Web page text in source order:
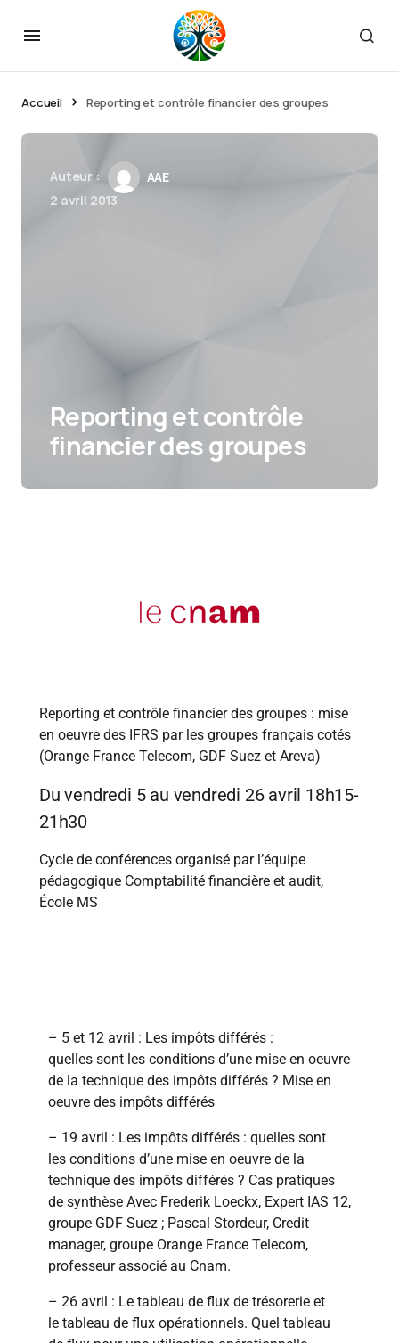
Accueil Reporting et contrôle financier des groupes
Auteur :
AAE
2 avril 2013
Reporting et contrôle
financier des groupes
Reporting et contrôle financier des groupes : mise
en oeuvre des IFRS par les groupes français cotés
(Orange France Telecom, GDF Suez et Areva)
Du vendredi 5 au vendredi 26 avril 18h15-
21h30
Cycle de conférences organisé par l’équipe
pédagogique Comptabilité financière et audit,
École MS
– 5 et 12 avril : Les impôts différés :
quelles sont les conditions d’une mise en oeuvre
de la technique des impôts différés ? Mise en
oeuvre des impôts différés
– 19 avril : Les impôts différés : quelles sont
les conditions d’une mise en oeuvre de la
technique des impôts différés ? Cas pratiques
de synthèse Avec Frederik Loeckx, Expert IAS 12,
groupe GDF Suez ; Pascal Stordeur, Credit
manager, groupe Orange France Telecom,
professeur associé au Cnam.
– 26 avril : Le tableau de flux de trésorerie et
le tableau de flux opérationnels. Quel tableau